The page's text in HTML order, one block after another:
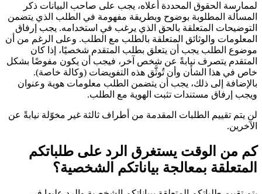
لممارسة الحقوق المحددة أعلاه، يجب على صاحب البيانات ذكر
المسألة المطلوبة بوضوح وبطريقة مفهومة في الطلب الذي يتضمن
التوضيحات المتعلقة بالحق الذي يرغب في استخدامه. يجب إرفاق
المعلومات والوثائق المتعلقة بالطلب مع الطلب. وعلى الرغم من أن
موضوع الطلب يجب أن يتعلق بطلب المتقدم شخصيًا، إذا كان
المتقدم يتصرف نيابةً عن شخص آخر، فيجب أن يكون مفوضًا بشكل
خاص في هذا الشأن وأن تُوثَّق هذه التفويضات (وكالة خاصة).
بالإضافة إلى ذلك، يجب أن يتضمن الطلب معلومات هوية وعنوان
ويجب إرفاق مستندات تثبت الهوية مع الطلب.
لن يتم تقييم الطلبات المقدمة من أطراف ثالثة غير مخوّلة نيابةً عن
الآخرين.
كم من الوقت يستغرق الرد على طلباتكم
المتعلقة بمعالجة بياناتكم الشخصية؟